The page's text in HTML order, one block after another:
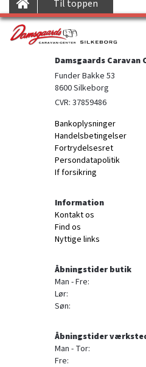
Til toppen
Damsgaards Caravan
Funder Bakke 53
8600 Silkeborg
CVR: 37859486
Bankoplysninger
Handelsbetingelser
Fortrydelsesret
Persondatapolitik
If forsikring
Information
Kontakt os
Find os
Nyttige links
Åbningstider butik
Man - Fre:
Lør:
Søn:
Åbningstider
Man - Tor:
Fre: